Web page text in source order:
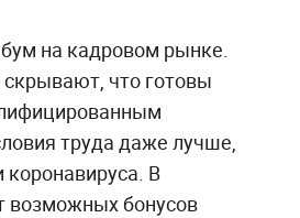
на кадровом рынке.
скрывают, что готовы
труда даже лучше,
В
возможных бонусов